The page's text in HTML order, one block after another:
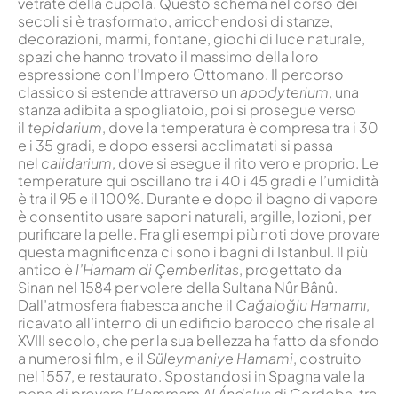
secoli si è trasformato, arricchendosi di stanze,
decorazioni, marmi, fontane, giochi di luce naturale,
spazi che hanno trovato il massimo della loro
espressione con l’Impero Ottomano. Il percorso
classico si estende attraverso unapodyterium, una
stanza adibita a spogliatoio, poi si prosegue verso
il tepidarium, dove la temperatura è compresa tra i 30
e i 35 gradi, e dopo essersi acclimatati si passa
nel calidarium, dove si esegue il rito vero e proprio. Le
temperature qui oscillano tra i 40 i 45 gradi e l’umidità
è tra il 95 e il 100%. Durante e dopo il bagno di vapore
è consentito usare saponi naturali, argille, lozioni, per
purificare la pelle. Fra gli esempi più noti dove provare
questa magnificenza ci sono i bagni di Istanbul. Il più
antico è l’Hamam di Çemberlitas, progettato da
Sinan nel 1584 per volere della Sultana Nûr Bânû.
Dall’atmosfera fiabesca anche il Cağaloğlu Hamamı,
ricavato all’interno di un edificio barocco che risale al
XVIII secolo, che per la sua bellezza ha fatto da sfondo
a numerosi film, e il Süleymaniye Hamami, costruito
nel 1557, e restaurato. Spostandosi in Spagna vale la